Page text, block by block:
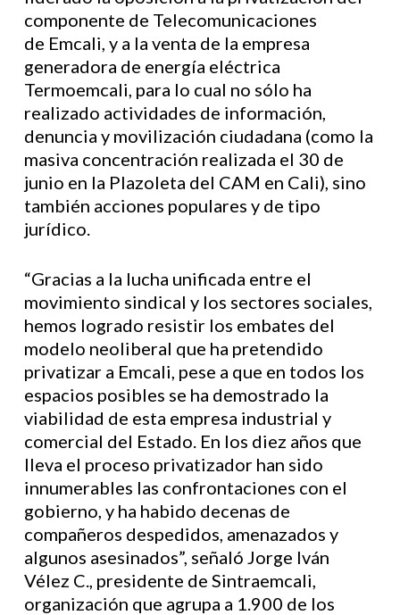
componente de Telecomunicaciones
de Emcali, y a la venta de la empresa
generadora de energía eléctrica
Termoemcali, para lo cual no sólo ha
realizado actividades de información,
denuncia y movilización ciudadana (como la
masiva concentración realizada el 30 de
junio en la Plazoleta del CAM en Cali), sino
también acciones populares y de tipo
jurídico.
“Gracias a la lucha unificada entre el
movimiento sindical y los sectores sociales,
hemos logrado resistir los embates del
modelo neoliberal que ha pretendido
privatizar a Emcali, pese a que en todos los
espacios posibles se ha demostrado la
viabilidad de esta empresa industrial y
comercial del Estado. En los diez años que
lleva el proceso privatizador han sido
innumerables las confrontaciones con el
gobierno, y ha habido decenas de
compañeros despedidos, amenazados y
algunos asesinados”, señaló Jorge Iván
Vélez C., presidente de Sintraemcali,
organización que agrupa a 1.900 de los